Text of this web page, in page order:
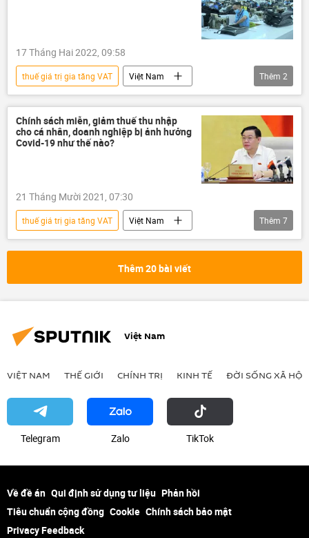
17 Tháng Hai 2022, 09:58
thuế giá trị gia tăng VAT
Việt Nam
Tổng cục Thuế
Kinh tế Việt Nam hậu Covid-19
Thêm 2
Chính sách miễn, giảm thuế thu nhập
cho cá nhân, doanh nghiệp bị ảnh hưởng
Covid-19 như thế nào?
21 Tháng Mười 2021, 07:30
thuế giá trị gia tăng VAT
Việt Nam
Kinh doanh
thuế
Quốc hội
truy thu thuế
Ảnh hưởng về kinh tế-xã hội của đại dịch COVID-19
Thêm 7
Thêm 20 bài viết
Việt Nam
VIỆT NAM THẾ GIỚI CHÍNH TRỊ KINH TẾ ĐỜI SỐNG XÃ HỘI
Telegram Zalo ТikТоk
Về đề án Qui định sử dụng tư liệu Phản hồi
Tiêu chuẩn cộng đồng Cookie Chính sách bảo mật
Privacy Feedback